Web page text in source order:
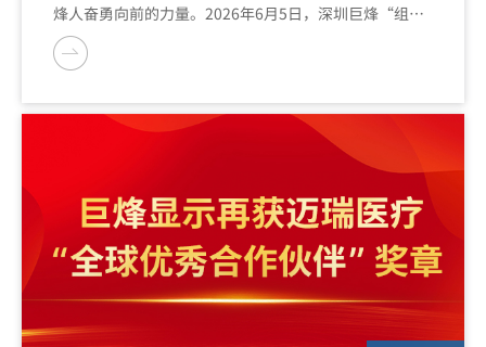
烽人奋勇向前的力量。2026年6月5日，深圳巨烽“组织
活力杯”篮球友谊赛，在大浪体育中心篮球场圆满落幕。
这不仅是一场竞技的较量，更是一次企业文化精神的生动